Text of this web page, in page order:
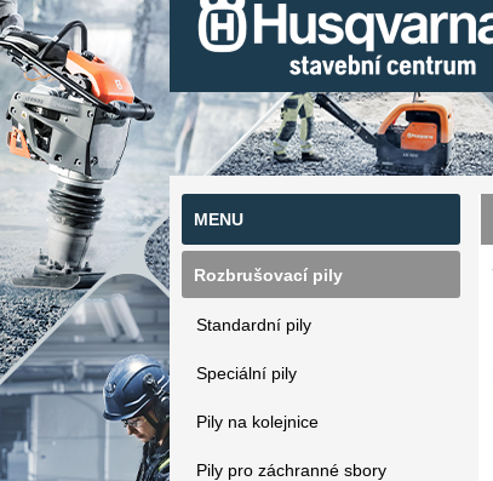
MENU
Rozbrušovací pily
Standardní pily
Speciální pily
Pily na kolejnice
Pily pro záchranné sbory